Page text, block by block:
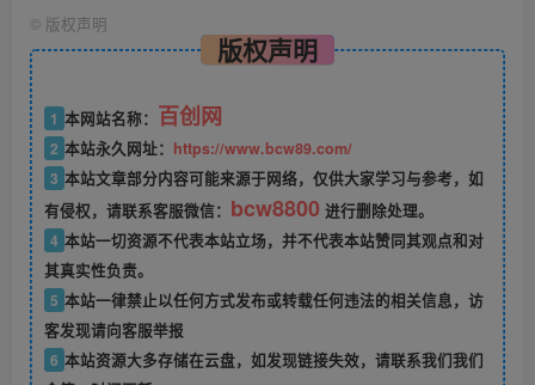
© 版权声明
版权声明
1 本网站名称： 百创网
2 本站永久网址： https://www.bcw89.com/
3 本站文章部分内容可能来源于网络，仅供大家学习与参考，如
有侵权，请联系客服微信： bcw8800 进行删除处理。
4 本站一切资源不代表本站立场，并不代表本站赞同其观点和对
其真实性负责。
5 本站一律禁止以任何方式发布或转载任何违法的相关信息，访
客发现请向客服举报
6 本站资源大多存储在云盘，如发现链接失效，请联系我们我们